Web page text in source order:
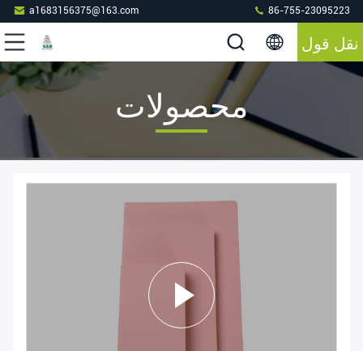
a1683156375@163.com 86-755-23095223
نقل قول
محصولات